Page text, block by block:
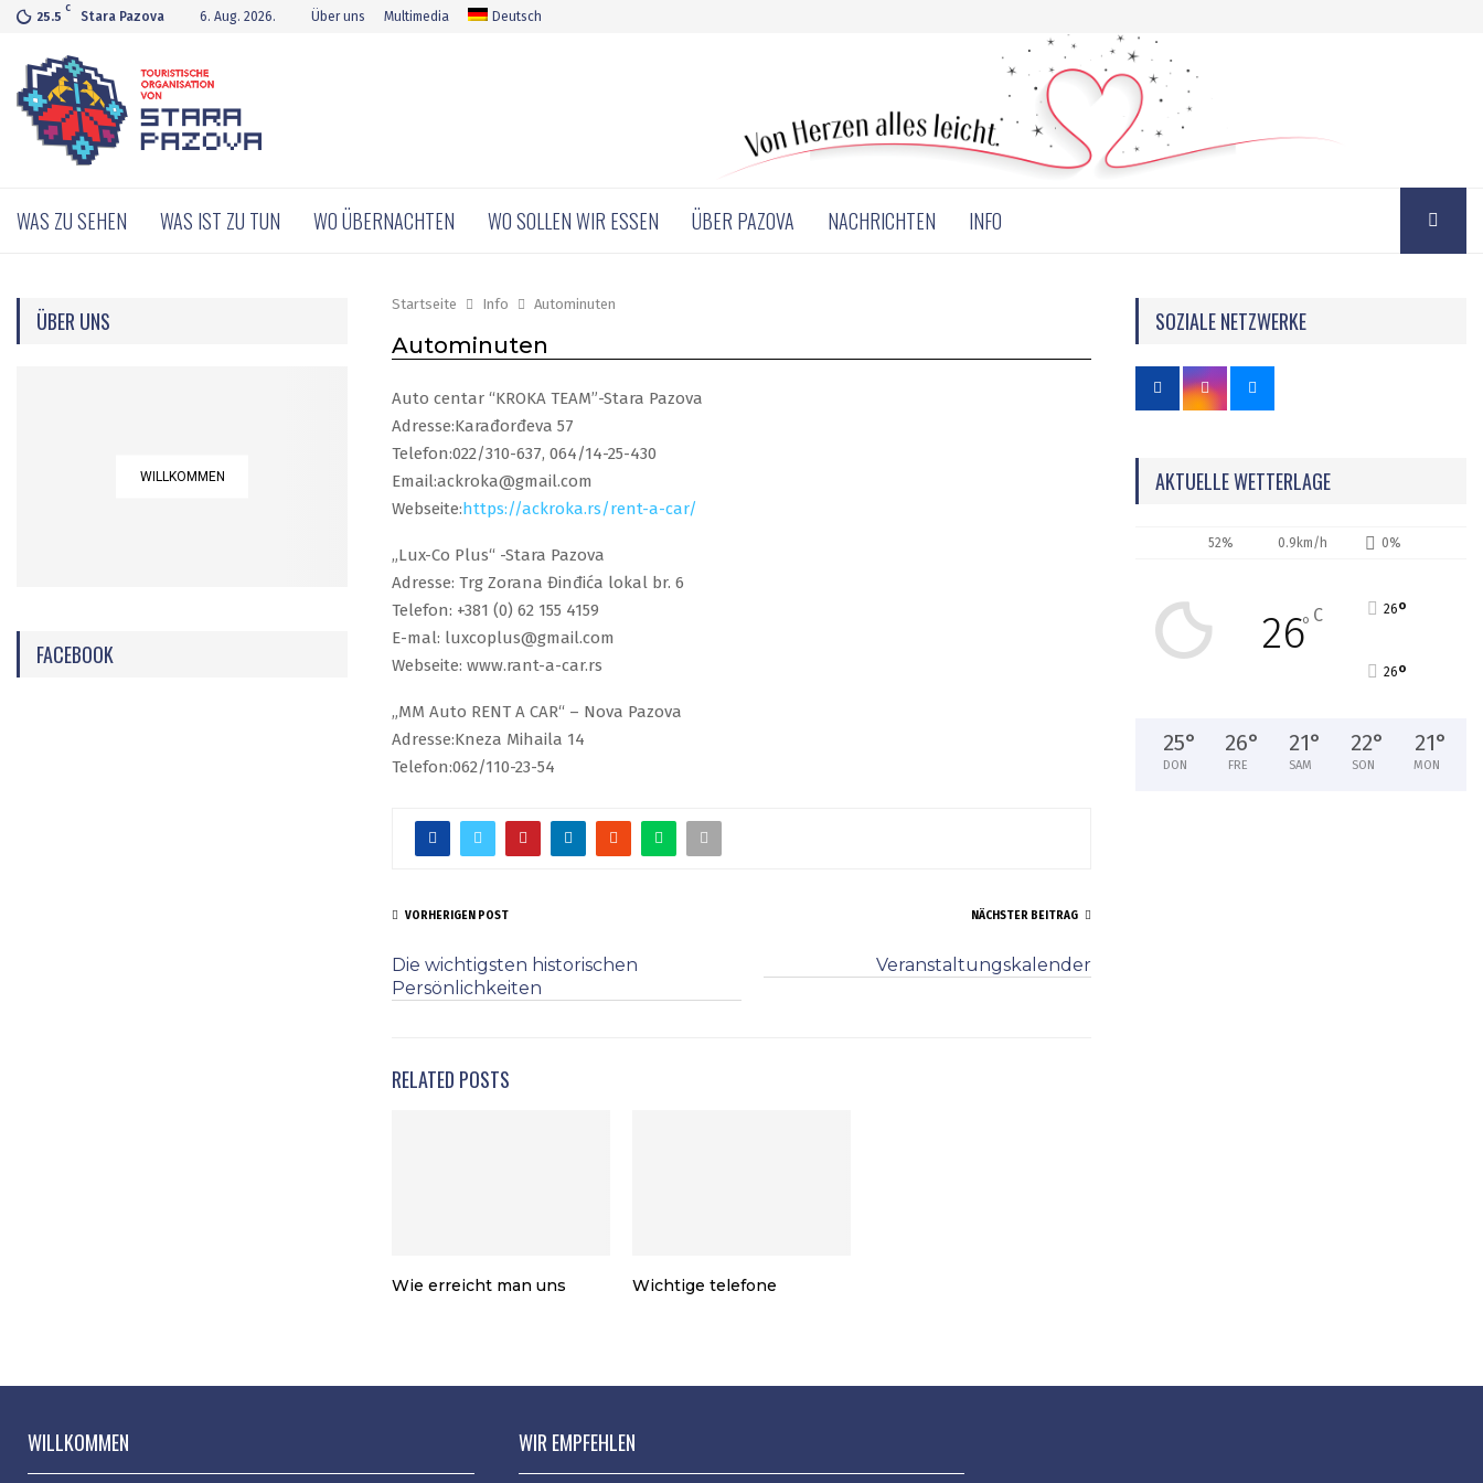
25.5
C
Stara Pazova 6. Aug. 2026. Über uns Multimedia Deutsch
WAS ZU SEHEN WAS IST ZU TUN WO ÜBERNACHTEN WO SOLLEN WIR ESSEN ÜBER PAZOVA NACHRICHTEN INFO
Startseite Info Autominuten
Autominuten
Auto centar “KROKA TEAM”-Stara Pazova
Adresse:Karađorđeva 57
Telefon:022/310-637, 064/14-25-430
Email:ackroka@gmail.com
Webseite:https://ackroka.rs/rent-a-car/
„Lux-Co Plus“ -Stara Pazova
Adresse: Trg Zorana Đinđića lokal br. 6
Telefon: +381 (0) 62 155 4159
E-mal: luxcoplus@gmail.com
Webseite: www.rant-a-car.rs
„MM Auto RENT A CAR“ – Nova Pazova
Adresse:Kneza Mihaila 14
Telefon:062/110-23-54
VORHERIGEN POST
Die wichtigsten historischen
Persönlichkeiten
NÄCHSTER BEITRAG
Veranstaltungskalender
RELATED POSTS
Wie erreicht man uns Wichtige telefone
ÜBER UNS
WILLKOMMEN
FACEBOOK
SOZIALE NETZWERKE
AKTUELLE WETTERLAGE
52% 0.9km/h 0%
26° C 26°
26°
25°
DON
26°
FRE
21°
SAM
22°
SON
21°
MON
WILLKOMMEN WIR EMPFEHLEN